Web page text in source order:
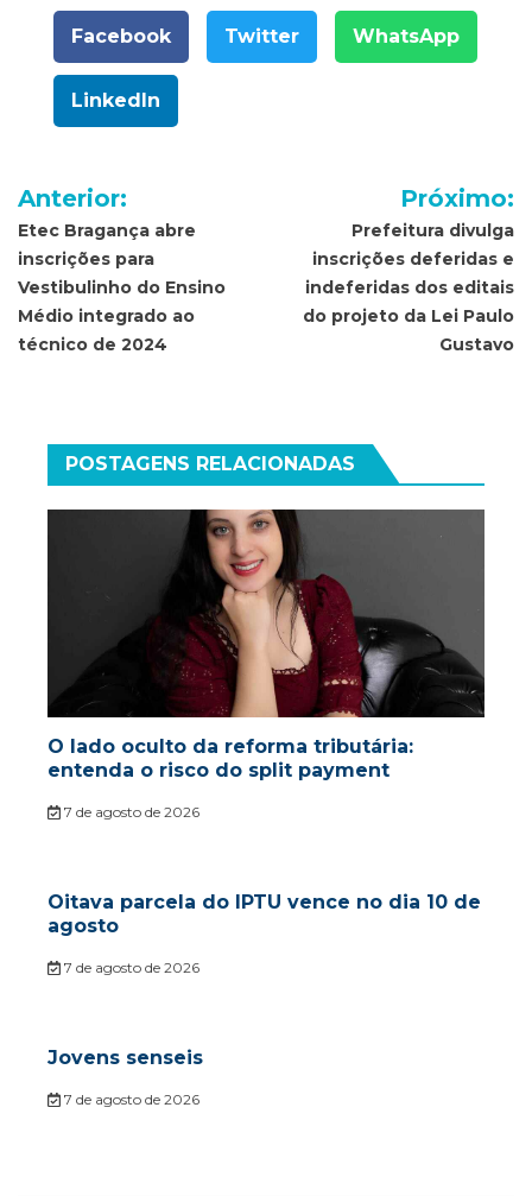
Facebook Twitter WhatsApp
LinkedIn
Navegação
de
Post
Anterior:
Etec Bragança abre
inscrições para
Vestibulinho do Ensino
Médio integrado ao
técnico de 2024
Próximo:
Prefeitura divulga
inscrições deferidas e
indeferidas dos editais
do projeto da Lei Paulo
Gustavo
POSTAGENS RELACIONADAS
O lado oculto da reforma tributária:
entenda o risco do split payment
7 de agosto de 2026
Oitava parcela do IPTU vence no dia 10 de
agosto
7 de agosto de 2026
Jovens senseis
7 de agosto de 2026